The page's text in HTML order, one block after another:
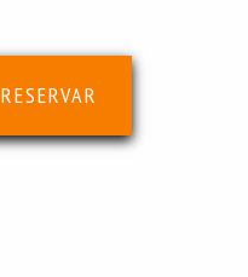
RESERVAR